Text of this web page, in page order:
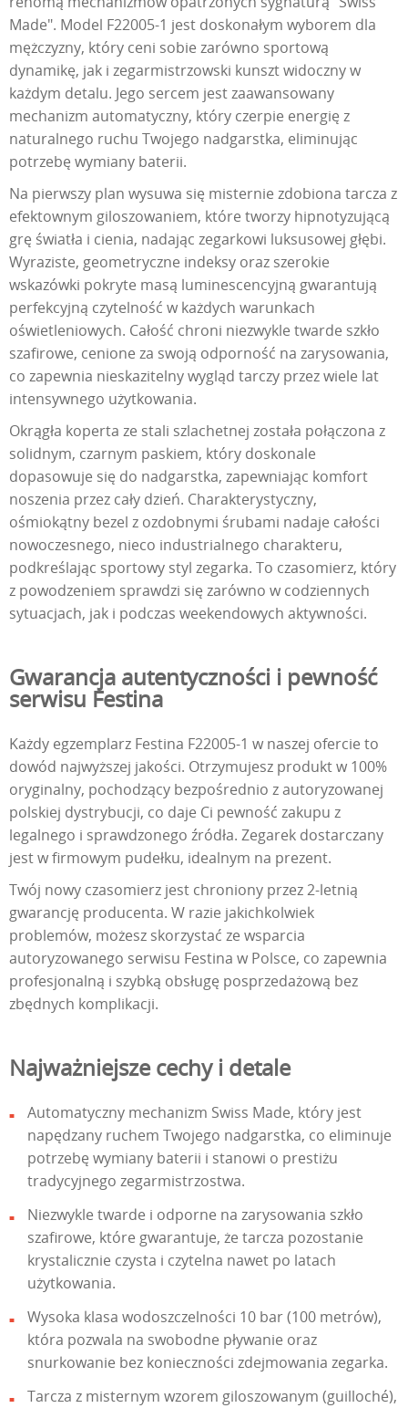
Made". Model F22005-1 jest doskonałym wyborem dla
mężczyzny, który ceni sobie zarówno sportową
dynamikę, jak i zegarmistrzowski kunszt widoczny w
każdym detalu. Jego sercem jest zaawansowany
mechanizm automatyczny, który czerpie energię z
naturalnego ruchu Twojego nadgarstka, eliminując
potrzebę wymiany baterii.
Na pierwszy plan wysuwa się misternie zdobiona tarcza z
efektownym giloszowaniem, które tworzy hipnotyzującą
grę światła i cienia, nadając zegarkowi luksusowej głębi.
Wyraziste, geometryczne indeksy oraz szerokie
wskazówki pokryte masą luminescencyjną gwarantują
perfekcyjną czytelność w każdych warunkach
oświetleniowych. Całość chroni niezwykle twarde szkło
szafirowe, cenione za swoją odporność na zarysowania,
co zapewnia nieskazitelny wygląd tarczy przez wiele lat
intensywnego użytkowania.
Okrągła koperta ze stali szlachetnej została połączona z
solidnym, czarnym paskiem, który doskonale
dopasowuje się do nadgarstka, zapewniając komfort
noszenia przez cały dzień. Charakterystyczny,
ośmiokątny bezel z ozdobnymi śrubami nadaje całości
nowoczesnego, nieco industrialnego charakteru,
podkreślając sportowy styl zegarka. To czasomierz, który
z powodzeniem sprawdzi się zarówno w codziennych
sytuacjach, jak i podczas weekendowych aktywności.
Gwarancja autentyczności i pewność
serwisu Festina
Każdy egzemplarz Festina F22005-1 w naszej ofercie to
dowód najwyższej jakości. Otrzymujesz produkt w 100%
oryginalny, pochodzący bezpośrednio z autoryzowanej
polskiej dystrybucji, co daje Ci pewność zakupu z
legalnego i sprawdzonego źródła. Zegarek dostarczany
jest w firmowym pudełku, idealnym na prezent.
Twój nowy czasomierz jest chroniony przez 2-letnią
gwarancję producenta. W razie jakichkolwiek
problemów, możesz skorzystać ze wsparcia
autoryzowanego serwisu Festina w Polsce, co zapewnia
profesjonalną i szybką obsługę posprzedażową bez
zbędnych komplikacji.
Najważniejsze cechy i detale
Automatyczny mechanizm Swiss Made, który jest
napędzany ruchem Twojego nadgarstka, co eliminuje
potrzebę wymiany baterii i stanowi o prestiżu
tradycyjnego zegarmistrzostwa.
Niezwykle twarde i odporne na zarysowania szkło
szafirowe, które gwarantuje, że tarcza pozostanie
krystalicznie czysta i czytelna nawet po latach
użytkowania.
Wysoka klasa wodoszczelności 10 bar (100 metrów),
która pozwala na swobodne pływanie oraz
snurkowanie bez konieczności zdejmowania zegarka.
Tarcza z misternym wzorem giloszowanym (guilloché),